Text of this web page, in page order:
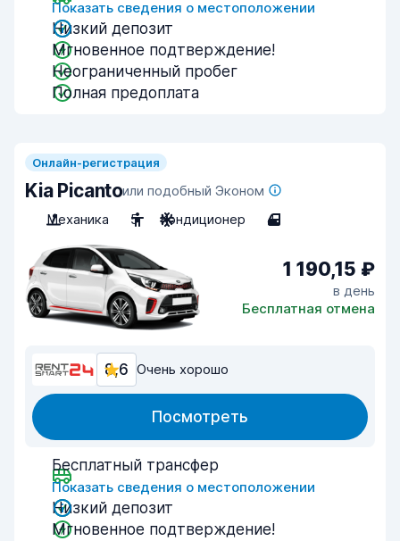
Показать сведения о местоположении
Низкий депозит
Мгновенное подтверждение!
Неограниченный пробег
Полная предоплата
Онлайн-регистрация
Kia Picantoили подобный Эконом
Механика
5 Кондиционер 4
1 190,15 ₽
в день
Бесплатная отмена
8,6 Очень хорошо
Посмотреть
Бесплатный трансфер
Показать сведения о местоположении
Низкий депозит
Мгновенное подтверждение!